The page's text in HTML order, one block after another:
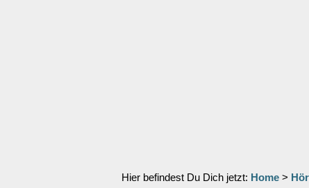
Hier befindest Du Dich jetzt: Home >